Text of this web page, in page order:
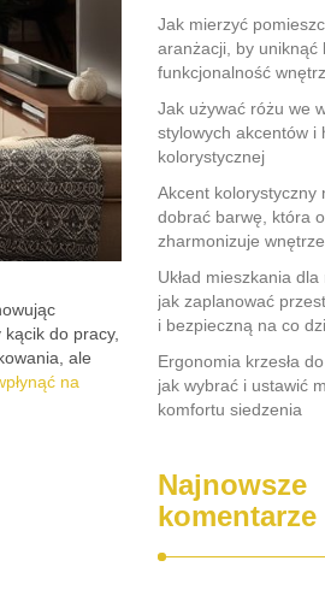
do pracy,
ale
na
Jak mierzyć
aranżacji, by uniknąć
funkcjonalność
Jak używać różu we
stylowych akcentów i
kolorystycznej
Akcent kolorystyczny
dobrać barwę, która
zharmonizuje wnętrze
Układ mieszkania
jak zaplanować
i bezpieczną na co
Ergonomia krzesła
jak wybrać i ustawić
komfortu siedzenia
Najnowsze
komentarze